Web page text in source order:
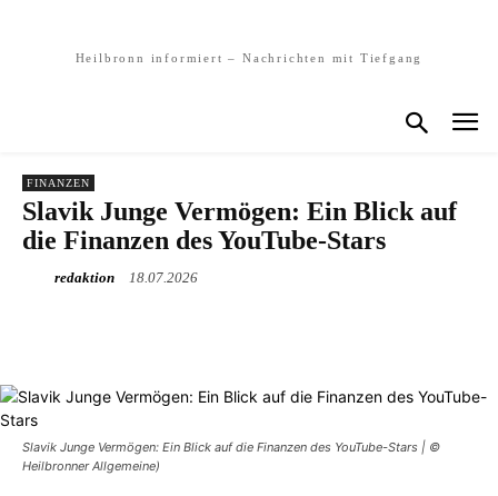
Heilbronn informiert – Nachrichten mit Tiefgang
FINANZEN
Slavik Junge Vermögen: Ein Blick auf
die Finanzen des YouTube-Stars
redaktion 18.07.2026
Slavik Junge Vermögen: Ein Blick auf die Finanzen des YouTube-Stars | ©
Heilbronner Allgemeine)